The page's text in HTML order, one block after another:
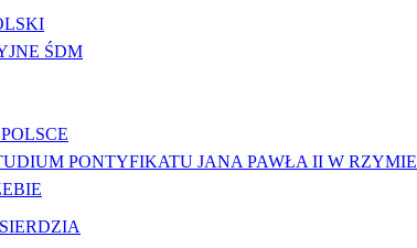
ŚDM
PONTYFIKATU JANA PAWŁA II W RZYMIE